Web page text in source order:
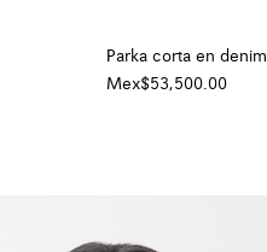
Parka corta en denim
Mex$53,500.00